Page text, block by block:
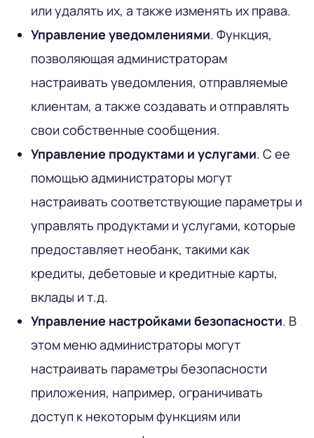
или удалять их, а также изменять их права.
Управление уведомлениями. Функция,
позволяющая администраторам
настраивать уведомления, отправляемые
клиентам, а также создавать и отправлять
свои собственные сообщения.
Управление продуктами и услугами. С ее
помощью администраторы могут
настраивать соответствующие параметры и
управлять продуктами и услугами, которые
предоставляет необанк, такими как
кредиты, дебетовые и кредитные карты,
вклады и т.д.
Управление настройками безопасности. В
этом меню администраторы могут
настраивать параметры безопасности
приложения, например, ограничивать
доступ к некоторым функциям или